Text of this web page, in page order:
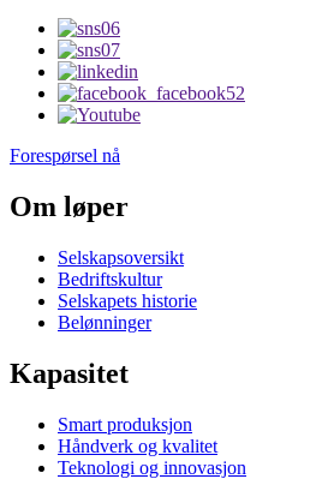
Forespørsel nå
Om løper
Selskapsoversikt
Bedriftskultur
Selskapets historie
Belønninger
Kapasitet
Smart produksjon
Håndverk og kvalitet
Teknologi og innovasjon